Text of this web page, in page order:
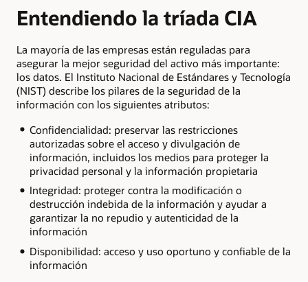
Entendiendo la tríada CIA
La mayoría de las empresas están reguladas para
asegurar la mejor seguridad del activo más importante:
los datos. El Instituto Nacional de Estándares y Tecnología
(NIST) describe los pilares de la seguridad de la
información con los siguientes atributos:
Confidencialidad: preservar las restricciones
autorizadas sobre el acceso y divulgación de
información, incluidos los medios para proteger la
privacidad personal y la información propietaria
Integridad: proteger contra la modificación o
destrucción indebida de la información y ayudar a
garantizar la no repudio y autenticidad de la
información
Disponibilidad: acceso y uso oportuno y confiable de la
información